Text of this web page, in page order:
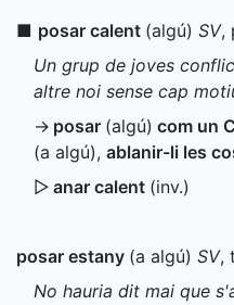
■ posar calent (algú) SV,
Un grup de joves
altre noi sense cap
→ posar (algú) com un
(a algú), ablanir-li les
▷ anar calent (inv.)
posar estany (a algú) SV,
No hauria dit mai que